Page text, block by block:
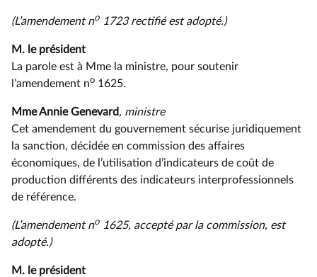
(L’amendement no 1723rectifié est adopté.)
M. le président
La parole est à Mme la ministre, pour soutenir
l’amendement no 1625.
Mme Annie Genevard, ministre
Cet amendement du gouvernement sécurise juridiquement
la sanction, décidée en commission des affaires
économiques, de l’utilisation d’indicateurs de coût de
production différents des indicateurs interprofessionnels
de référence.
(L’amendement no 1625, accepté par la commission, est
adopté.)
M. le président